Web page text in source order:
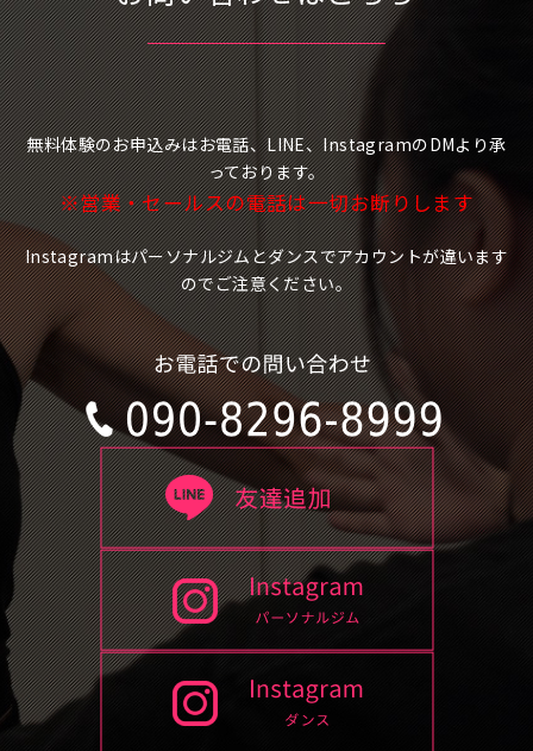
無料体験のお申込みはお電話、LINE、InstagramのDMより承
っております。
※営業・セールスの電話は一切お断りします
Instagramはパーソナルジムとダンスでアカウントが違います
のでご注意ください。